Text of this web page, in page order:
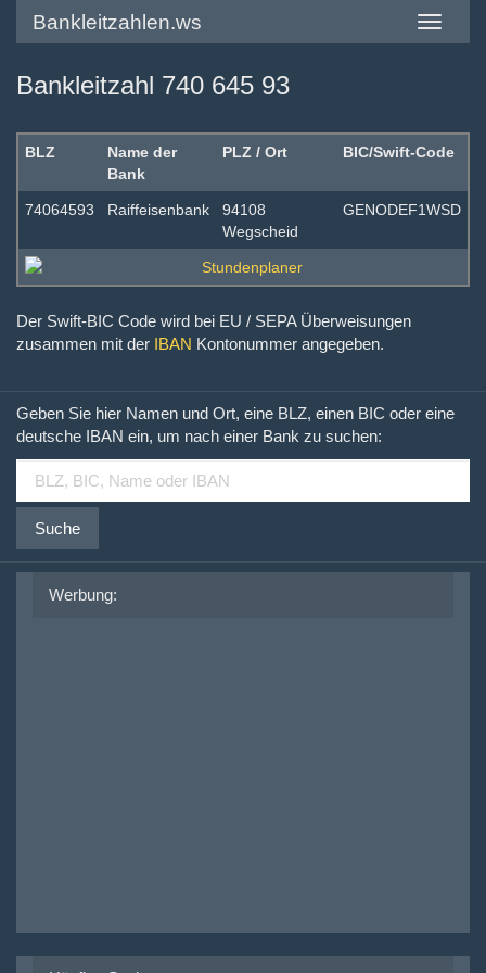
Toggle
Bankleitzahlen.ws
Bankleitzahl 740 645 93
BLZ
Name der
Bank
PLZ / Ort BIC/Swift-Code
74064593 Raiffeisenbank
94108
Wegscheid
GENODEF1WSD
Der Swift-BIC Code wird bei EU / SEPA Überweisungen
zusammen mit der IBAN Kontonummer angegeben.
Geben Sie hier Namen und Ort, eine BLZ, einen BIC oder eine
deutsche IBAN ein, um nach einer Bank zu suchen:
Suche
Werbung: